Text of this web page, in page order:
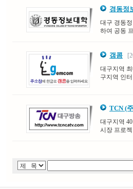
경동정
대구 경동
하여 공동
갬콤
대구지역
구지역 인
TCN (
대구지역
시장 프로